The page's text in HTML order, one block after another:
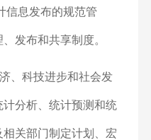
信息发布的规范管
发布和共享制度。
、科技进步和社会发
分析、统计预测和统
关部门制定计划、宏